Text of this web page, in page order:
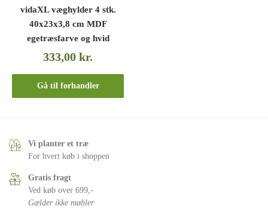
vidaXL væghylder 4 stk.
40x23x3,8 cm MDF
egetræsfarve og hvid
333,00kr.
Gå til forhandler
Vi planter et træ
For hvert køb i shoppen
Gratis fragt
Ved køb over 699,-
Gælder ikke møbler